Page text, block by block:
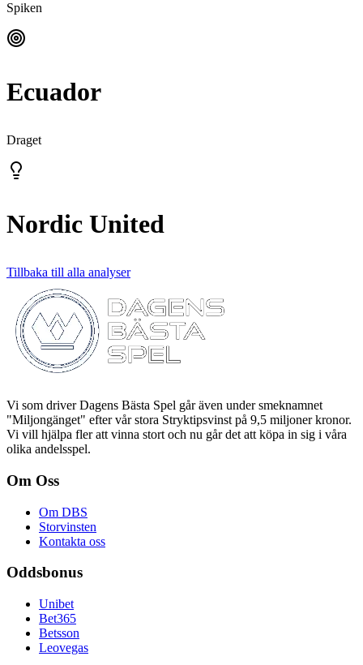
Spiken
Ecuador
Draget
Nordic United
Tillbaka till alla analyser
Vi som driver Dagens Bästa Spel går även under smeknamnet
"Miljongänget" efter vår stora Stryktipsvinst på 9,5 miljoner kronor.
Vi vill hjälpa fler att vinna stort och nu går det att köpa in sig i våra
olika andelsspel.
Om Oss
Om DBS
Storvinsten
Kontakta oss
Oddsbonus
Unibet
Bet365
Betsson
Leovegas